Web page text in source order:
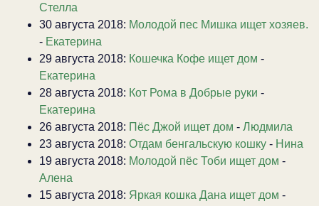
Стелла
30 августа 2018: Молодой пес Мишка ищет хозяев.
- Екатерина
29 августа 2018: Кошечка Кофе ищет дом -
Екатерина
28 августа 2018: Кот Рома в Добрые руки -
Екатерина
26 августа 2018: Пёс Джой ищет дом - Людмила
23 августа 2018: Отдам бенгальскую кошку - Нина
19 августа 2018: Молодой пёс Тоби ищет дом -
Алена
15 августа 2018: Яркая кошка Дана ищет дом -